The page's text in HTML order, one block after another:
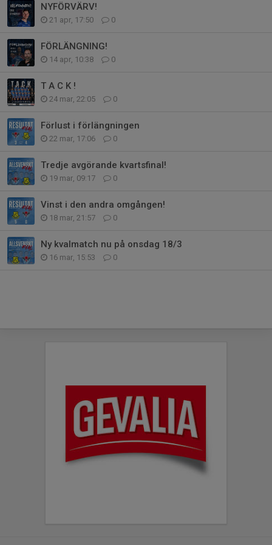
NYFÖRVÄRV!
21 apr, 17:50 0
FÖRLÄNGNING!
14 apr, 10:38 0
T A C K !
24 mar, 22:05 0
Förlust i förlängningen
22 mar, 17:06 0
Tredje avgörande kvartsfinal!
19 mar, 09:17 0
Vinst i den andra omgången!
18 mar, 21:57 0
Ny kvalmatch nu på onsdag 18/3
16 mar, 15:53 0